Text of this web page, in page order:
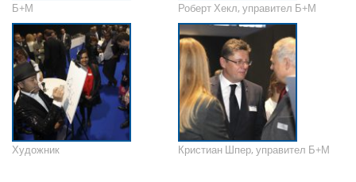
Б+М Роберт Хекл, управител Б+М
Художник Кристиан Шпер, управител Б+М